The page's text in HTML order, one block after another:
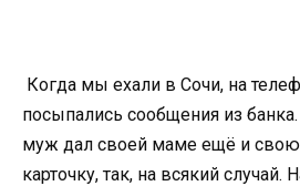
Когда мы ехали в Сочи, на
посыпались сообщения из
муж дал своей маме ещё и
карточку, так, на всякий случай.